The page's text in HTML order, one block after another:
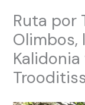
Ruta por
Olimbos,